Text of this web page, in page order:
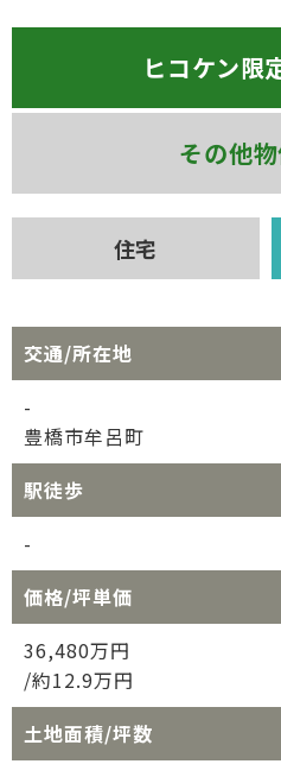
ヒコケン限
その他
住宅
交通/所在地
-
豊橋市牟呂町
駅徒歩
-
価格/坪単価
36,480万円
/約12.9万円
土地面積/坪数